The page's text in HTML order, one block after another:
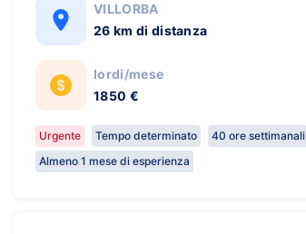
VILLORBA
26 km di distanza
lordi/mese
1850 €
Urgente Tempo determinato
40 ore settimanali
Almeno 1 mese di esperienza